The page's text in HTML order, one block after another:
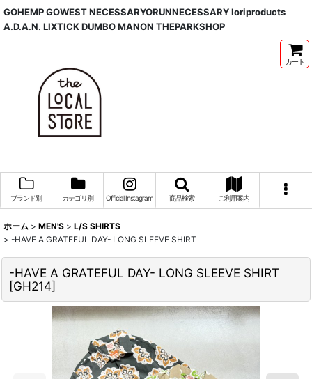
GOHEMP GOWEST NECESSARYORUNNECESSARY Ioriproducts
A.D.A.N. LIXTICK DUMBO MANON THEPARKSHOP
カート
ブランド別 カテゴリ別 Official Instagram 商品検索 ご利用案内
ホーム > MEN'S > L/S SHIRTS
> -HAVE A GRATEFUL DAY- LONG SLEEVE SHIRT
-HAVE A GRATEFUL DAY- LONG SLEEVE SHIRT
[GH214]